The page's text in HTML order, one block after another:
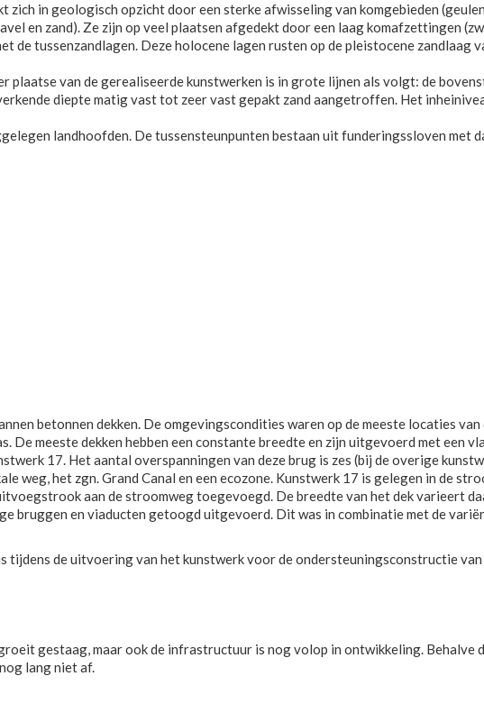
in geologisch opzicht door een sterke afwisseling van komgebieden
en zand). Ze zijn op veel plaatsen afgedekt door een laag komafzettingen
tussenzandlagen. Deze holocene lagen rusten op de pleistocene zandlaag
van de gerealiseerde kunstwerken is in grote lijnen als volgt: de
diepte matig vast tot zeer vast gepakt zand aangetroffen. Het
landhoofden. De tussensteunpunten bestaan uit funderingssloven met
betonnen dekken. De omgevingscondities waren op de meeste locaties
meeste dekken hebben een constante breedte en zijn uitgevoerd met een
17. Het aantal overspanningen van deze brug is zes (bij de overige
weg, het zgn. Grand Canal en een ecozone. Kunstwerk 17 is gelegen in de
aan de stroomweg toegevoegd. De breedte van het dek varieert
bruggen en viaducten getoogd uitgevoerd. Dit was in combinatie met de
de uitvoering van het kunstwerk voor de ondersteuningsconstructie
gestaag, maar ook de infrastructuur is nog volop in ontwikkeling. Behalve
lang niet af.